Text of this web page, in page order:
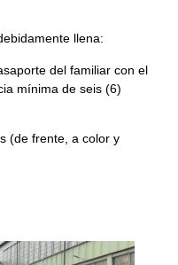
llena:
del familiar con el
mínima de seis (6)
(de frente, a color y